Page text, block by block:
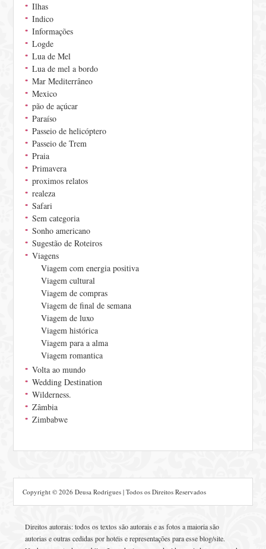
Ilhas
Indico
Informações
Logde
Lua de Mel
Lua de mel a bordo
Mar Mediterrâneo
Mexico
pão de açúcar
Paraíso
Passeio de helicóptero
Passeio de Trem
Praia
Primavera
proximos relatos
realeza
Safari
Sem categoria
Sonho americano
Sugestão de Roteiros
Viagens
Viagem com energia positiva
Viagem cultural
Viagem de compras
Viagem de final de semana
Viagem de luxo
Viagem histórica
Viagem para a alma
Viagem romantica
Volta ao mundo
Wedding Destination
Wilderness.
Zâmbia
Zimbabwe
Copyright © 2026 Deusa Rodrigues | Todos os Direitos Reservados
Direitos autorais: todos os textos são autorais e as fotos a maioria são
autorias e outras cedidas por hotéis e representações para esse blog/site.